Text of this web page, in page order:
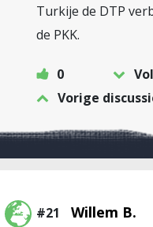
Turkije de DTP
de PKK.
0
Vorige
#21 Willem B.